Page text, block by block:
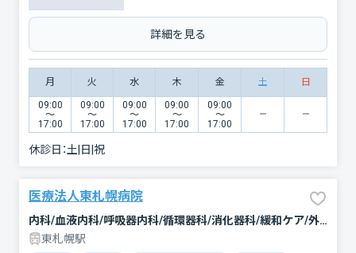
詳細を見る
月 火 水 木 金 土 日
09:00
〜
17:00
09:00
〜
17:00
09:00
〜
17:00
09:00
〜
17:00
09:00
〜
17:00
休診日：土|日|祝
医療法人東札幌病院
内科/血液内科/呼吸器内科/循環器科/消化器科/緩和ケア/外科/乳腺外科/整形外科/心療内科/歯科/歯科口腔外科/放射線科/麻酔科
東札幌駅